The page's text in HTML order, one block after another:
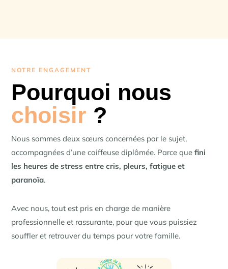
NOTRE ENGAGEMENT
Pourquoi nous
choisir ?
Nous sommes deux sœurs concernées par le sujet,
accompagnées d’une coiffeuse diplômée. Parce quefini
les heures de stress entre cris, pleurs, fatigue et
paranoïa.
Avec nous, tout est pris en charge de manière
professionnelle et rassurante, pour que vous puissiez
souffler et retrouver du temps pour votre famille.